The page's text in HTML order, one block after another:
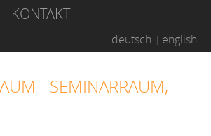
KONTAKT
deutsch english
- SEMINARRAUM,